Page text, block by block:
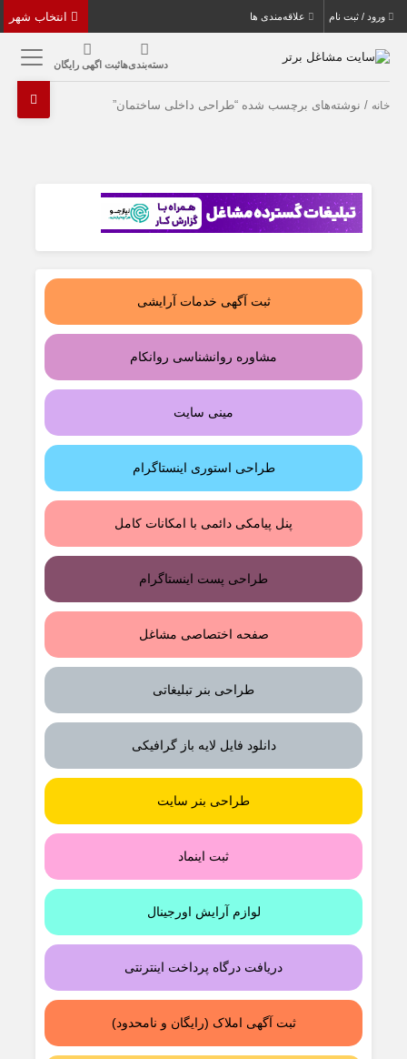
ورود / ثبت نام علاقه‌مندی ها
دسته‌بندی‌هاثبت اگهی رایگان
خانه / نوشته‌های برچسب شده “طراحی داخلی ساختمان”
ثبت آگهی خدمات آرایشی
مشاوره روانشناسی روانکام
مینی سایت
طراحی استوری اینستاگرام
پنل پیامکی دائمی با امکانات کامل
طراحی پست اینستاگرام
صفحه اختصاصی مشاغل
طراحی بنر تبلیغاتی
دانلود فایل لایه باز گرافیکی
طراحی بنر سایت
ثبت اینماد
لوازم آرایش اورجینال
دریافت درگاه پرداخت اینترنتی
ثبت آگهی املاک (رایگان و نامحدود)